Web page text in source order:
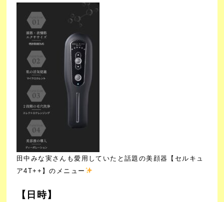
田中みな実さんも愛用していたと話題の美顔器【セルキュ
ア4T++】のメニュー
【日時】